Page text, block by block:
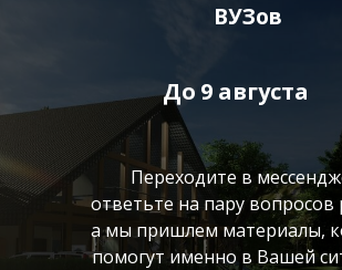
ВУЗов
Переходите в
ответьте на пару вопросов
а мы пришлем материалы,
помогут именно в Вашей
9 августа
До